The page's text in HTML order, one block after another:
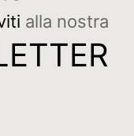
alla nostra